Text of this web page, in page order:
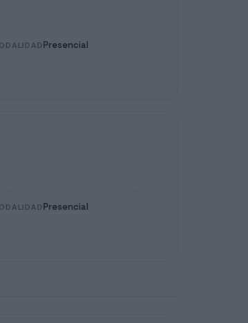
Presencial
Presencial